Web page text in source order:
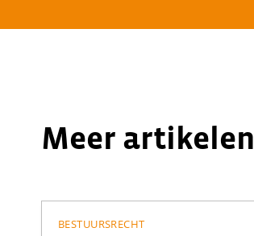
Meer artikelen
BESTUURSRECHT